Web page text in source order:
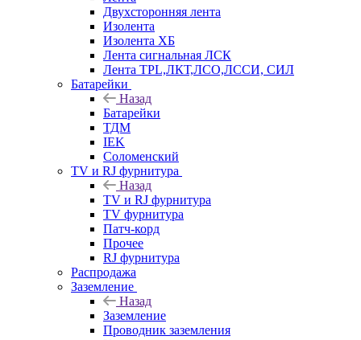
Двухсторонняя лента
Изолента
Изолента ХБ
Лента сигнальная ЛСК
Лента TPL,ЛКТ,ЛСО,ЛССИ, СИЛ
Батарейки
Назад
Батарейки
ТДМ
IEK
Соломенский
TV и RJ фурнитура
Назад
TV и RJ фурнитура
TV фурнитура
Патч-корд
Прочее
RJ фурнитура
Распродажа
Заземление
Назад
Заземление
Проводник заземления